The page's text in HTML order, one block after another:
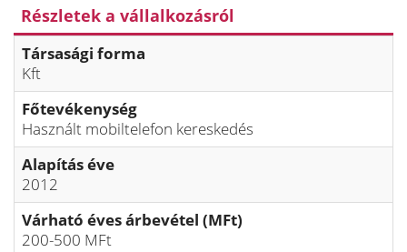
Részletek a vállalkozásról
Társasági forma
Kft
Főtevékenység
Használt mobiltelefon kereskedés
Alapítás éve
2012
Várható éves árbevétel (MFt)
200-500 MFt